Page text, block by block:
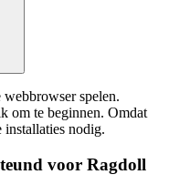
spelen.
om te beginnen. Omdat
installaties nodig.
voor Ragdoll